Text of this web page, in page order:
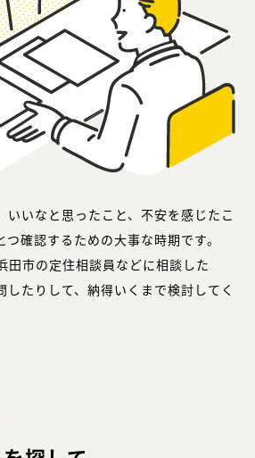
いいなと思ったこと、不安を感じたこ
確認するための大事な時期です。
田市の定住相談員などに相談した
したりして、納得いくまで検討してく